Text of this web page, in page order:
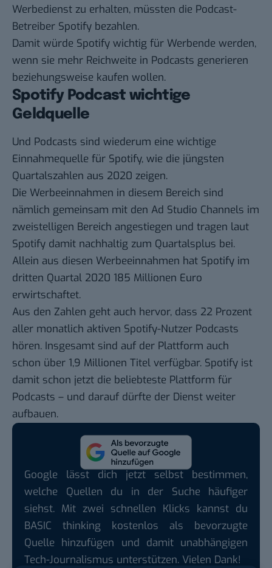
Werbedienst zu erhalten, müssten die Podcast-
Betreiber Spotify bezahlen.
Damit würde Spotify wichtig für Werbende werden,
wenn sie mehr Reichweite in Podcasts generieren
beziehungsweise kaufen wollen.
Spotify Podcast wichtige
Geldquelle
Und Podcasts sind wiederum eine wichtige
Einnahmequelle für Spotify, wie die jüngsten
Quartalszahlen aus 2020 zeigen.
Die Werbeeinnahmen in diesem Bereich sind
nämlich gemeinsam mit den Ad Studio Channels im
zweistelligen Bereich angestiegen und tragen laut
Spotify damit nachhaltig zum Quartalsplus bei.
Allein aus diesen Werbeeinnahmen hat Spotify im
dritten Quartal 2020 185 Millionen Euro
erwirtschaftet.
Aus den Zahlen geht auch hervor, dass 22 Prozent
aller monatlich aktiven Spotify-Nutzer Podcasts
hören. Insgesamt sind auf der Plattform auch
schon über 1,9 Millionen Titel verfügbar. Spotify ist
damit schon jetzt die beliebteste Plattform für
Podcasts – und darauf dürfte der Dienst weiter
aufbauen.
Google lässt dich jetzt selbst bestimmen,
welche Quellen du in der Suche häufiger
siehst. Mit zwei schnellen Klicks kannst du
BASIC thinking kostenlos als bevorzugte
Quelle hinzufügen und damit unabhängigen
Tech-Journalismus unterstützen. Vielen Dank!